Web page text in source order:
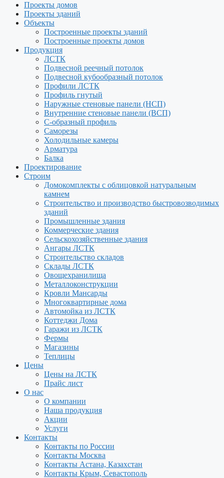
Проекты домов
Проекты зданий
Объекты
Построенные проекты зданий
Построенные проекты домов
Продукция
ЛСТК
Подвесной реечный потолок
Подвесной кубообразный потолок
Профили ЛСТК
Профиль гнутый
Наружные стеновые панели (НСП)
Внутренние стеновые панели (ВСП)
С-образный профиль
Саморезы
Холодильные камеры
Арматура
Балка
Проектирование
Строим
Домокомплекты с облицовкой натуральным
камнем
Строительство и производство быстровозводимых
зданий
Промышленные здания
Коммерческие здания
Сельскохозяйственные здания
Ангары ЛСТК
Строительство складов
Склады ЛСТК
Овощехранилища
Металлоконструкции
Кровли Мансарды
Многоквартирные дома
Автомойка из ЛСТК
Коттеджи Дома
Гаражи из ЛСТК
Фермы
Магазины
Теплицы
Цены
Цены на ЛСТК
Прайс лист
О нас
О компании
Наша продукция
Акции
Услуги
Контакты
Контакты по России
Контакты Москва
Контакты Астана, Казахстан
Контакты Крым, Севастополь